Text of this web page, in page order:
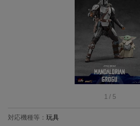
1 / 5
対応機種等 ： 玩具